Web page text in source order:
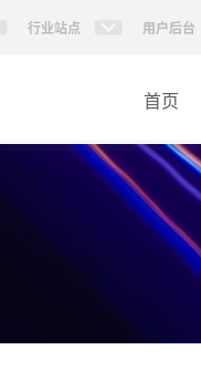
行业站点 用户后台
首页